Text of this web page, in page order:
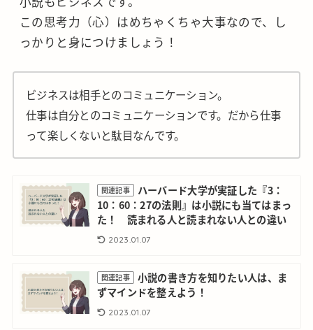
この思考力（心）はめちゃくちゃ大事なので、し
っかりと身につけましょう！
ビジネスは相手とのコミュニケーション。
仕事は自分とのコミュニケーションです。だから仕事
って楽しくないと駄目なんです。
関連記事
ハーバード大学が実証した『3：
10：60：27の法則』は小説にも当てはまっ
た！ 読まれる人と読まれない人との違い
2023.01.07
関連記事
小説の書き方を知りたい人は、ま
ずマインドを整えよう！
2023.01.07